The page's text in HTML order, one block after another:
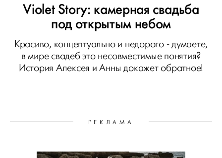
Violet Story: камерная свадьба
под открытым небом
Красиво, концептуально и недорого - думаете,
в мире свадеб это несовместимые понятия?
История Алексея и Анны докажет обратное!
РЕКЛАМА